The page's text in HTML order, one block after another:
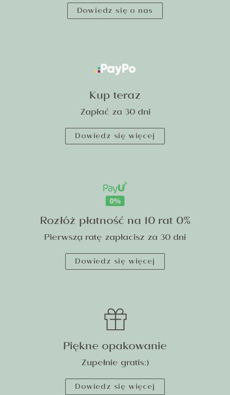
Dowiedz się o nas
Kup teraz
Zapłać za 30 dni
Dowiedz się więcej
Rozłóż płatność na 10 rat 0%
Pierwszą ratę zapłacisz za 30 dni
Dowiedz się więcej
Piękne opakowanie
Zupełnie gratis:)
Dowiedz się więcej